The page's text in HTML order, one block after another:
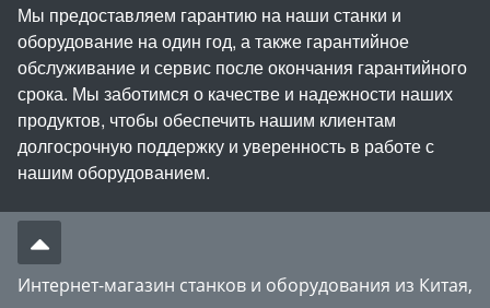
Мы предоставляем гарантию на наши станки и
оборудование на один год, а также гарантийное
обслуживание и сервис после окончания гарантийного
срока. Мы заботимся о качестве и надежности наших
продуктов, чтобы обеспечить нашим клиентам
долгосрочную поддержку и уверенность в работе с
нашим оборудованием.
Интернет-магазин станков и оборудования из Китая,